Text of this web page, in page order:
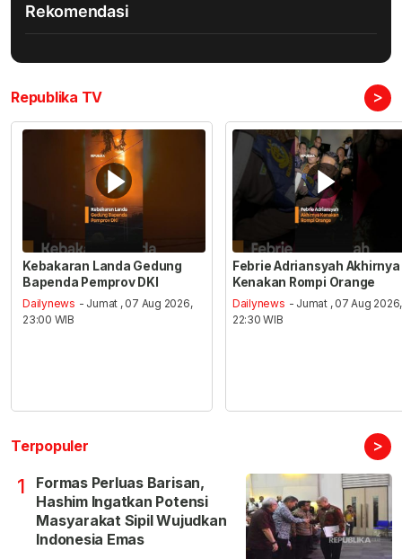
Rekomendasi
Republika TV >
Kebakaran Landa Gedung
Bapenda Pemprov DKI
Dailynews - Jumat , 07 Aug 2026,
23:00 WIB
Febrie Adriansyah Akhirnya
Kenakan Rompi Orange
Dailynews - Jumat , 07 Aug 2026,
22:30 WIB
Terpopuler >
1
Formas Perluas Barisan,
Hashim Ingatkan Potensi
Masyarakat Sipil Wujudkan
Indonesia Emas